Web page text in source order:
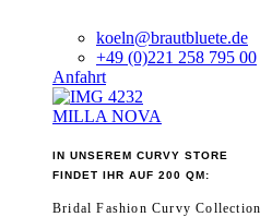
koeln@brautbluete.de
+49 (0)221 258 795 00
Anfahrt
MILLA NOVA
IN UNSEREM CURVY STORE
FINDET IHR AUF 200 QM:
Bridal Fashion Curvy Collection